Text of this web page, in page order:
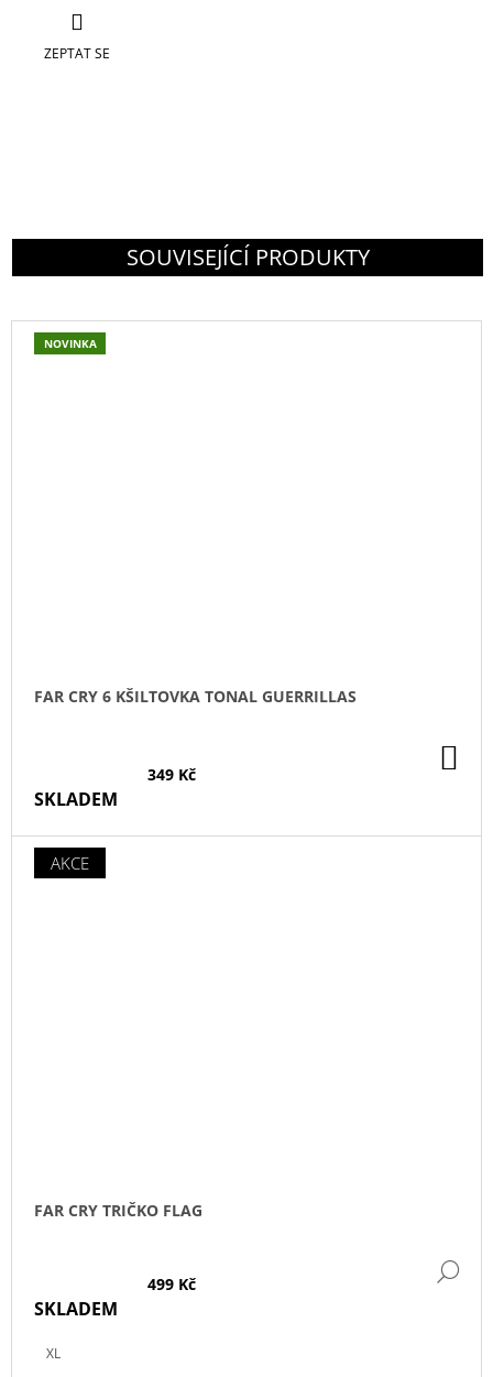
ZEPTAT SE
SOUVISEJÍCÍ PRODUKTY
NOVINKA
FAR CRY 6 KŠILTOVKA TONAL GUERRILLAS
349 Kč
SKLADEM
AKCE
FAR CRY TRIČKO FLAG
499 Kč
SKLADEM
XL